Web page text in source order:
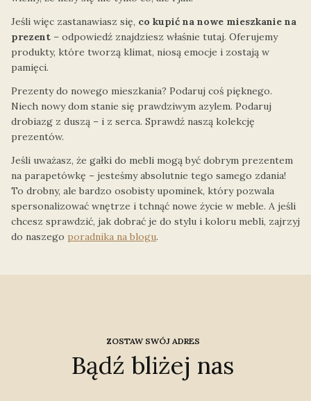
Jeśli więc zastanawiasz się, co kupić na nowe mieszkanie na
prezent – odpowiedź znajdziesz właśnie tutaj. Oferujemy
produkty, które tworzą klimat, niosą emocje i zostają w
pamięci.
Prezenty do nowego mieszkania? Podaruj coś pięknego.
Niech nowy dom stanie się prawdziwym azylem. Podaruj
drobiazg z duszą – i z serca. Sprawdź naszą kolekcję
prezentów.
Jeśli uważasz, że gałki do mebli mogą być dobrym prezentem
na parapetówkę – jesteśmy absolutnie tego samego zdania!
To drobny, ale bardzo osobisty upominek, który pozwala
spersonalizować wnętrze i tchnąć nowe życie w meble. A jeśli
chcesz sprawdzić, jak dobrać je do stylu i koloru mebli, zajrzyj
do naszego poradnika na blogu.
ZOSTAW SWÓJ ADRES
Bądź bliżej nas